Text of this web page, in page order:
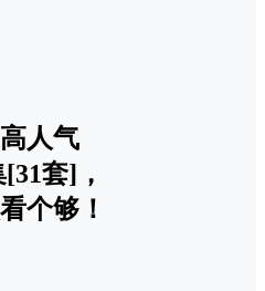
人气
套]，
个够！